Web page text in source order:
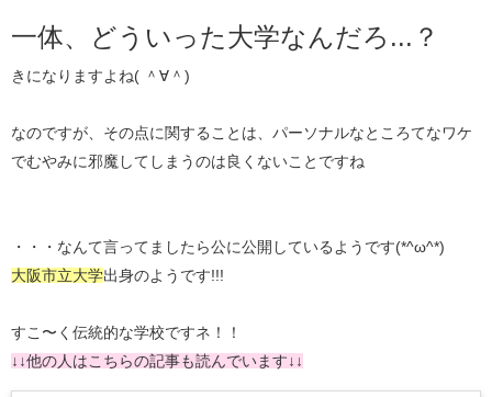
一体、どういった大学なんだろ...？
きになりますよね( ＾∀＾)
なのですが、その点に関することは、パーソナルなところてなワケ
でむやみに邪魔してしまうのは良くないことですね
・・・なんて言ってましたら公に公開しているようです(*^ω^*)
大阪市立大学出身のようです!!!
すこ〜く伝統的な学校ですネ！！
↓↓他の人はこちらの記事も読んでいます↓↓